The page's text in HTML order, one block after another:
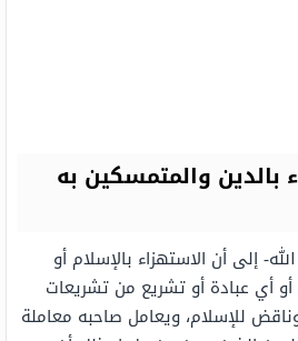
بالدين والمتمسكين به
إلى أن الاستهزاء بالإسلام أو
أو أي عبادة أو تشريع من تشريعات
للإسلام، ويعامل صاحبه معاملة